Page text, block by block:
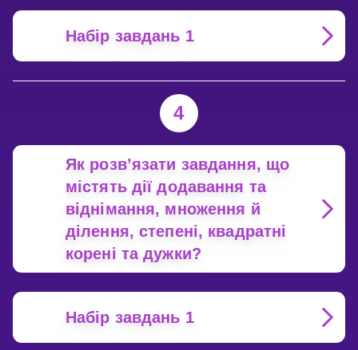
Набір завдань 1
4
Як розв’язати завдання, що
містять дії додавання та
віднімання, множення й
ділення, степені, квадратні
корені та дужки?
Набір завдань 1